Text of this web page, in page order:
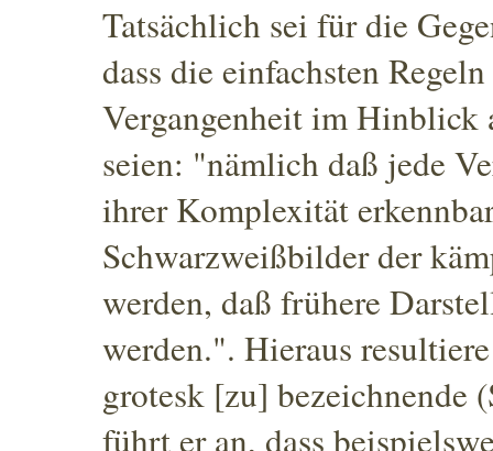
Tatsächlich sei für die
dass die einfachsten
Vergangenheit im Hinblick
seien: "nämlich daß jede
ihrer Komplexität
Schwarzweißbilder der
werden, daß frühere
werden.". Hieraus
grotesk [zu] bezeichnende
führt er an, dass